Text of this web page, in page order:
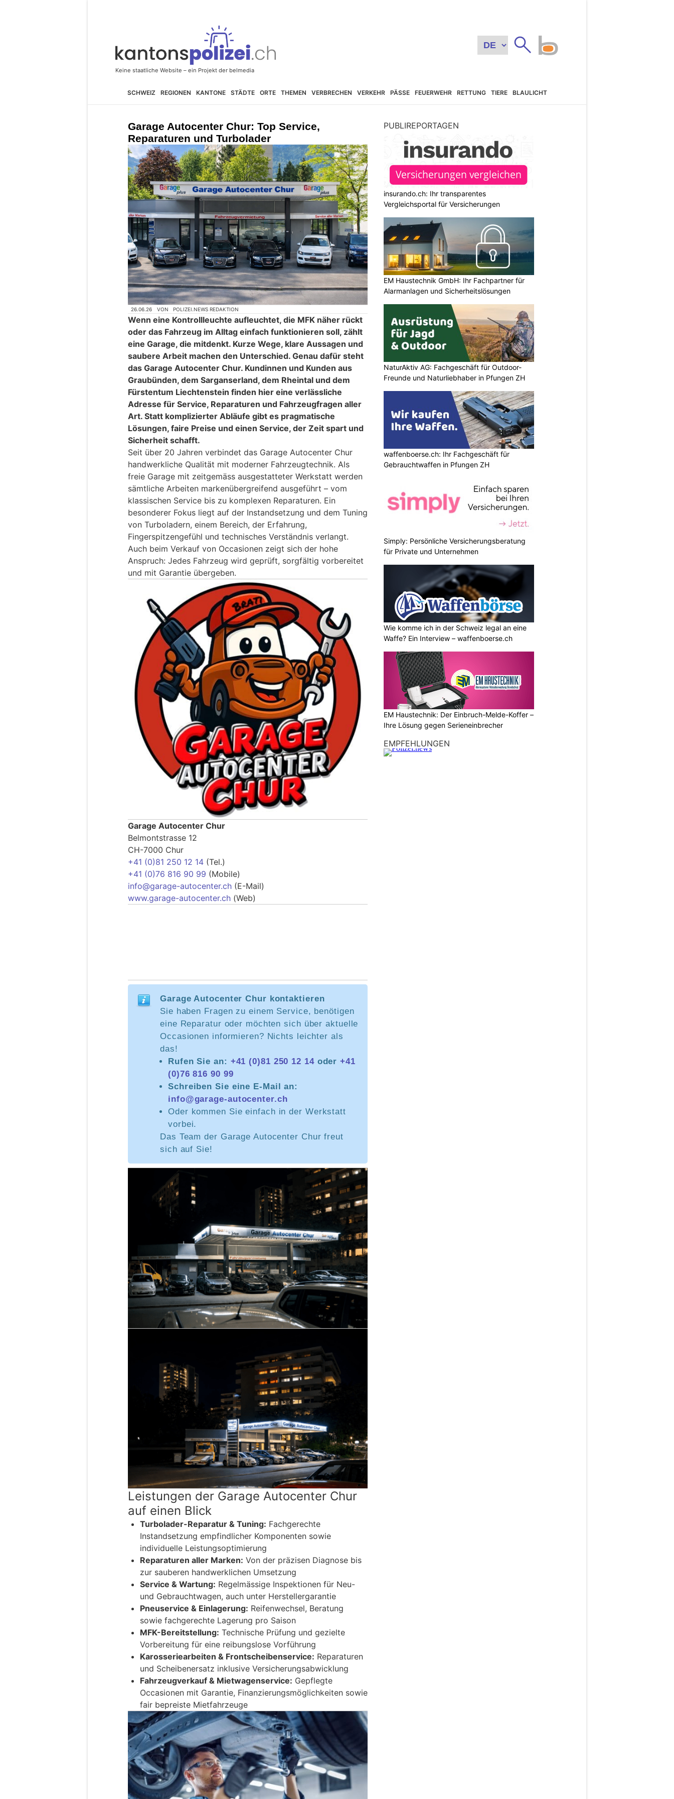
SCHWEIZ REGIONEN KANTONE STÄDTE ORTE THEMEN VERBRECHEN VERKEHR PÄSSE FEUERWEHR RETTUNG TIERE BLAULICHT
Garage Autocenter Chur: Top Service,
Reparaturen und Turbolader
26.06.26 VON POLIZEI.NEWS REDAKTION
Wenn eine Kontrollleuchte aufleuchtet, die MFK näher rückt
oder das Fahrzeug im Alltag einfach funktionieren soll, zählt
eine Garage, die mitdenkt. Kurze Wege, klare Aussagen und
saubere Arbeit machen den Unterschied. Genau dafür steht
das Garage Autocenter Chur. Kundinnen und Kunden aus
Graubünden, dem Sarganserland, dem Rheintal und dem
Fürstentum Liechtenstein finden hier eine verlässliche
Adresse für Service, Reparaturen und Fahrzeugfragen aller
Art. Statt komplizierter Abläufe gibt es pragmatische
Lösungen, faire Preise und einen Service, der Zeit spart und
Sicherheit schafft.
Seit über 20 Jahren verbindet das Garage Autocenter Chur
handwerkliche Qualität mit moderner Fahrzeugtechnik. Als
freie Garage mit zeitgemäss ausgestatteter Werkstatt werden
sämtliche Arbeiten markenübergreifend ausgeführt – vom
klassischen Service bis zu komplexen Reparaturen. Ein
besonderer Fokus liegt auf der Instandsetzung und dem Tuning
von Turboladern, einem Bereich, der Erfahrung,
Fingerspitzengefühl und technisches Verständnis verlangt.
Auch beim Verkauf von Occasionen zeigt sich der hohe
Anspruch: Jedes Fahrzeug wird geprüft, sorgfältig vorbereitet
und mit Garantie übergeben.
Garage Autocenter Chur
Belmontstrasse 12
CH-7000 Chur
+41 (0)81 250 12 14 (Tel.)
+41 (0)76 816 90 99 (Mobile)
info@garage-autocenter.ch (E-Mail)
www.garage-autocenter.ch (Web)
Garage Autocenter Chur kontaktieren
Sie haben Fragen zu einem Service, benötigen
eine Reparatur oder möchten sich über aktuelle
Occasionen informieren? Nichts leichter als
das!
Rufen Sie an: +41 (0)81 250 12 14oder+41
(0)76 816 90 99
Schreiben Sie eine E-Mail an:
info@garage-autocenter.ch
Oder kommen Sie einfach in der Werkstatt
vorbei.
Das Team der Garage Autocenter Chur freut
sich auf Sie!
Leistungen der Garage Autocenter Chur
auf einen Blick
Turbolader-Reparatur & Tuning: Fachgerechte
Instandsetzung empfindlicher Komponenten sowie
individuelle Leistungsoptimierung
Reparaturen aller Marken: Von der präzisen Diagnose bis
zur sauberen handwerklichen Umsetzung
Service & Wartung: Regelmässige Inspektionen für Neu-
und Gebrauchtwagen, auch unter Herstellergarantie
Pneuservice & Einlagerung: Reifenwechsel, Beratung
sowie fachgerechte Lagerung pro Saison
MFK-Bereitstellung: Technische Prüfung und gezielte
Vorbereitung für eine reibungslose Vorführung
Karosseriearbeiten & Frontscheibenservice: Reparaturen
und Scheibenersatz inklusive Versicherungsabwicklung
Fahrzeugverkauf & Mietwagenservice: Gepflegte
Occasionen mit Garantie, Finanzierungsmöglichkeiten sowie
fair bepreiste Mietfahrzeuge
PUBLIREPORTAGEN
insurando.ch: Ihr transparentes
Vergleichsportal für Versicherungen
EM Haustechnik GmbH: Ihr Fachpartner für
Alarmanlagen und Sicherheitslösungen
NaturAktiv AG: Fachgeschäft für Outdoor-
Freunde und Naturliebhaber in Pfungen ZH
waffenboerse.ch: Ihr Fachgeschäft für
Gebrauchtwaffen in Pfungen ZH
Simply: Persönliche Versicherungsberatung
für Private und Unternehmen
Wie komme ich in der Schweiz legal an eine
Waffe? Ein Interview – waffenboerse.ch
EM Haustechnik: Der Einbruch-Melde-Koffer –
Ihre Lösung gegen Serieneinbrecher
EMPFEHLUNGEN